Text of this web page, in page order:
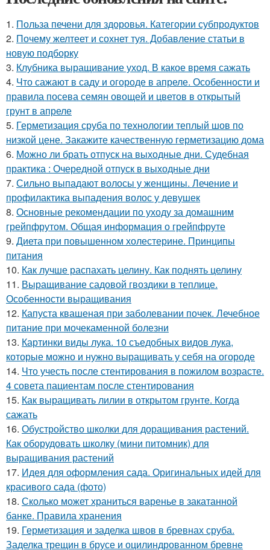
1. Польза печени для здоровья. Категории субпродуктов
2. Почему желтеет и сохнет туя. Добавление статьи в
новую подборку
3. Клубника выращивание уход. В какое время сажать
4. Что сажают в саду и огороде в апреле. Особенности и
правила посева семян овощей и цветов в открытый
грунт в апреле
5. Герметизация сруба по технологии теплый шов по
низкой цене. Закажите качественную герметизацию дома
6. Можно ли брать отпуск на выходные дни. Судебная
практика : Очередной отпуск в выходные дни
7. Сильно выпадают волосы у женщины. Лечение и
профилактика выпадения волос у девушек
8. Основные рекомендации по уходу за домашним
грейпфрутом. Общая информация о грейпфруте
9. Диета при повышенном холестерине. Принципы
питания
10. Как лучше распахать целину. Как поднять целину
11. Выращивание садовой гвоздики в теплице.
Особенности выращивания
12. Капуста квашеная при заболевании почек. Лечебное
питание при мочекаменной болезни
13. Картинки виды лука. 10 съедобных видов лука,
которые можно и нужно выращивать у себя на огороде
14. Что учесть после стентирования в пожилом возрасте.
4 совета пациентам после стентирования
15. Как выращивать лилии в открытом грунте. Когда
сажать
16. Обустройство школки для доращивания растений.
Как оборудовать школку (мини питомник) для
выращивания растений
17. Идея для оформления сада. Оригинальных идей для
красивого сада (фото)
18. Сколько может храниться варенье в закатанной
банке. Правила хранения
19. Герметизация и заделка швов в бревнах сруба.
Заделка трещин в брусе и оцилиндрованном бревне